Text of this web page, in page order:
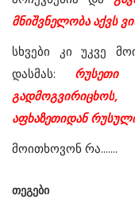
მნიშვნელობა აქვს
სხვები კი უკვე
დასმას: რუსეთი
გადმოგვირიცხოს
აფხაზეთიდან
მოითხოვონ რა.......
თეგები